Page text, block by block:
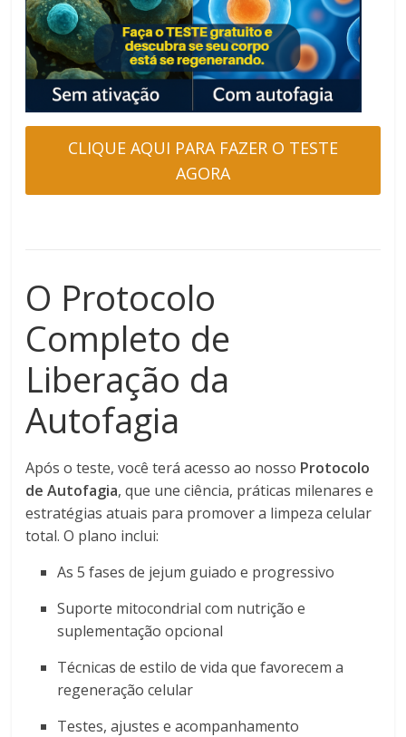
CLIQUE AQUI PARA FAZER O TESTE
AGORA
O Protocolo
Completo de
Liberação da
Autofagia
Após o teste, você terá acesso ao nosso Protocolo
de Autofagia, que une ciência, práticas milenares e
estratégias atuais para promover a limpeza celular
total. O plano inclui:
As 5 fases de jejum guiado e progressivo
Suporte mitocondrial com nutrição e
suplementação opcional
Técnicas de estilo de vida que favorecem a
regeneração celular
Testes, ajustes e acompanhamento